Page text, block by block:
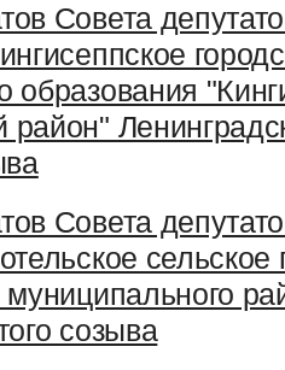
Совета
образования
Совета
муниципального
созыва